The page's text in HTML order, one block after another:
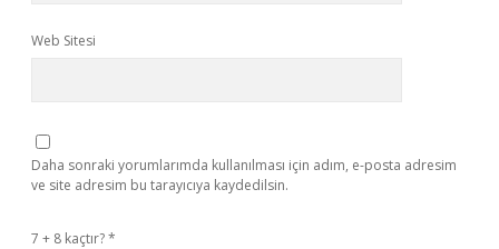
Web Sitesi
Daha sonraki yorumlarımda kullanılması için adım, e-posta adresim
ve site adresim bu tarayıcıya kaydedilsin.
7 + 8 kaçtır?*